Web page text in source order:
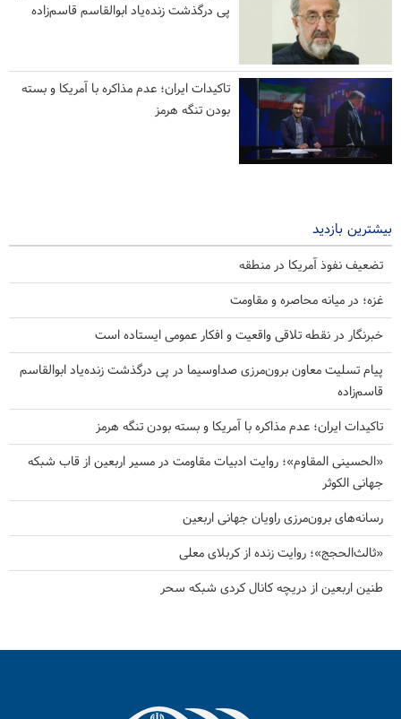
پی درگذشت زنده‌یاد ابوالقاسم قاسم‌زاده
تاکیدات ایران؛ عدم مذاکره با آمریکا و بسته
بودن تنگه هرمز
بیشترین بازدید
تضعیف نفوذ آمریکا در منطقه
غزه؛ در میانه محاصره و مقاومت
خبرنگار در نقطه تلاقی واقعیت و افکار عمومی ایستاده است
پیام تسلیت معاون برون‌مرزی صداوسیما در پی درگذشت زنده‌یاد ابوالقاسم
قاسم‌زاده
تاکیدات ایران؛ عدم مذاکره با آمریکا و بسته بودن تنگه هرمز
«الحسینی المقاوم»؛ روایت ادبیات مقاومت در مسیر اربعین از قاب شبکه
جهانی الکوثر
رسانه‌های برون‌مرزی راویان جهانی اربعین
«ثالث‌الحجج»؛ روایت زنده از کربلای معلی
طنین اربعین از دریچه کانال کردی شبکه سحر